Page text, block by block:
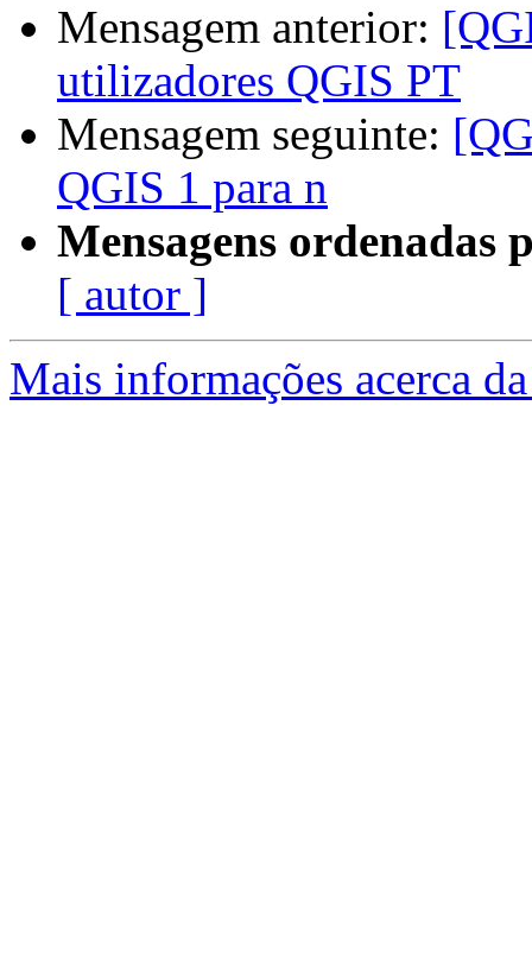
Mensagem anterior:
utilizadores QGIS PT
Mensagem seguinte:
QGIS 1 para n
Mensagens ordenadas
[ autor ]
Mais informações acerca